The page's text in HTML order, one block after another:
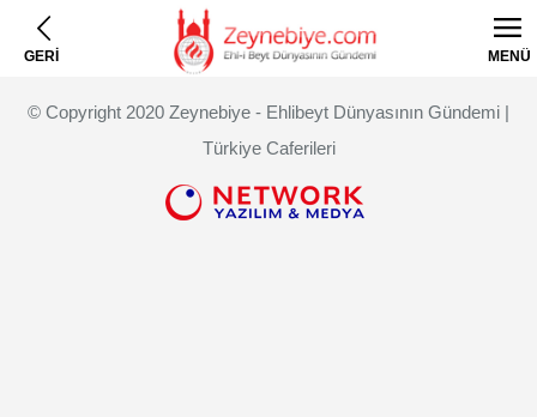
GERİ MENÜ
© Copyright 2020 Zeynebiye - Ehlibeyt Dünyasının Gündemi |
Türkiye Caferileri